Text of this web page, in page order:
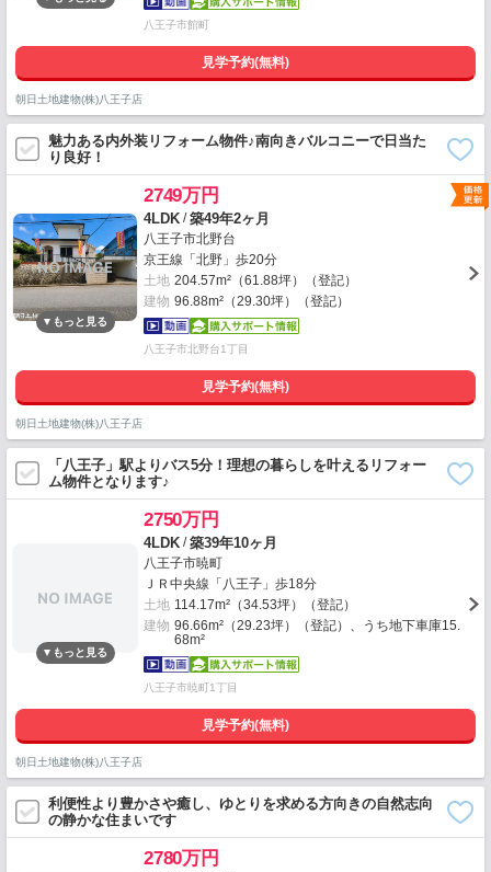
八王子市館町
見学予約(無料)
朝日土地建物(株)八王子店
魅力ある内外装リフォーム物件♪南向きバルコニーで日当た
り良好！
2749万円
4LDK /築49年2ヶ月
八王子市北野台
京王線「北野」歩20分
土地 204.57m²（61.88坪）（登記）
建物 96.88m²（29.30坪）（登記）
八王子市北野台1丁目
見学予約(無料)
朝日土地建物(株)八王子店
「八王子」駅よりバス5分！理想の暮らしを叶えるリフォー
ム物件となります♪
2750万円
4LDK /築39年10ヶ月
八王子市暁町
ＪＲ中央線「八王子」歩18分
土地 114.17m²（34.53坪）（登記）
建物 96.66m²（29.23坪）（登記）、うち地下車庫15.
68m²
八王子市暁町1丁目
見学予約(無料)
朝日土地建物(株)八王子店
利便性より豊かさや癒し、ゆとりを求める方向きの自然志向
の静かな住まいです
2780万円